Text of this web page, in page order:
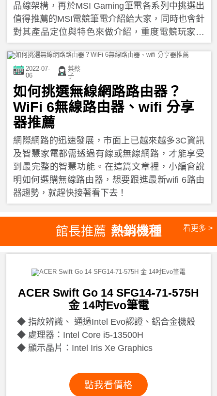
品線架構，再於MSI Gaming筆電各系列中挑選出
值得推薦的MSI電競筆電介紹給大家，同時也會針
對其產品定位與特色來做介紹，重度電競玩家或
電競初入門者千萬不要錯過。
2022-07-
06
菜蔡
子
如何挑選無線網路路由器？
WiFi 6無線路由器、wifi 分享
器推薦
網際網路的迅速發展，市面上已越來越多3C資訊
及智慧家電都需透過有線或無線網路，才能享受
到最完整的智慧功能。在這篇文章裡，小編會說
明如何選購無線路由器，想要跟進最新wifi 6路由
器趨勢，就趕快接著看下去！
館長推薦 熱銷機種 看更多 >
ACER Swift Go 14 SFG14-71-575H
金 14吋Evo筆電
指紋辨識、 通過Intel Evo認證、鋁合金機殼
處理器：Intel Core i5-13500H
顯示晶片：Intel Iris Xe Graphics
點我看價格